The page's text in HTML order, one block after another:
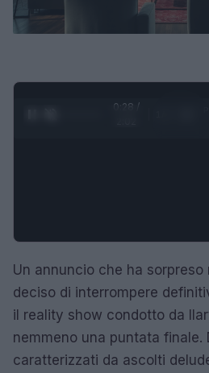
0:29 /
Un annuncio che ha sorpreso
deciso di interrompere
il reality show condotto da
nemmeno una puntata finale.
caratterizzati da ascolti